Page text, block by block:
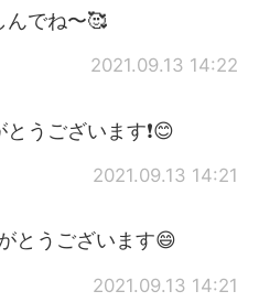
んでね〜🥰
2021.09.13 14:22
とうございます❗️😊
2021.09.13 14:21
とうございます😄
2021.09.13 14:21